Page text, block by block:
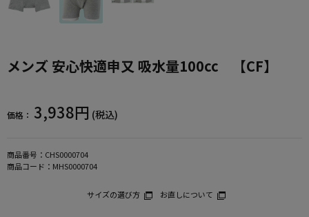
メンズ 安心快適申又 吸水量100cc 【CF】
価格： 3,938円 (税込)
商品番号： CHS0000704
商品コード： MHS0000704
サイズの選び方 お直しについて